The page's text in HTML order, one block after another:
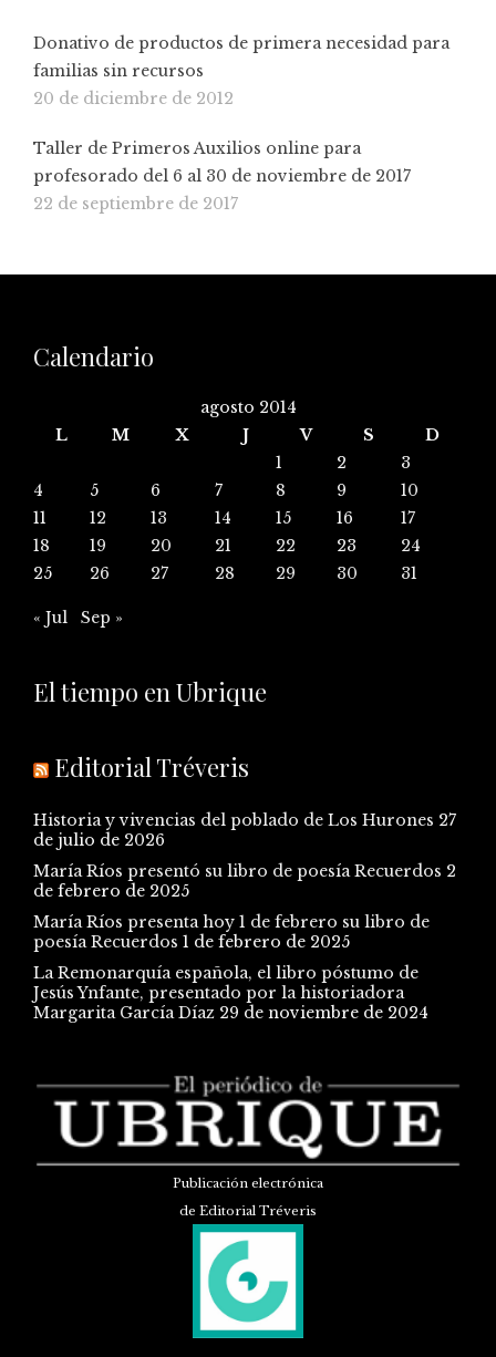
Donativo de productos de primera necesidad para
familias sin recursos
20 de diciembre de 2012
Taller de Primeros Auxilios online para
profesorado del 6 al 30 de noviembre de 2017
22 de septiembre de 2017
Calendario
agosto 2014
L
M X J V S
D
1
2
3
4
5 6 7 8 9
10
11
12 13 14 15 16
17
18
19 20 21 22 23
24
25
26 27 28 29 30 31
« Jul Sep »
El tiempo en Ubrique
Editorial Tréveris
Historia y vivencias del poblado de Los Hurones 27
de julio de 2026
María Ríos presentó su libro de poesía Recuerdos 2
de febrero de 2025
María Ríos presenta hoy 1 de febrero su libro de
poesía Recuerdos 1 de febrero de 2025
La Remonarquía española, el libro póstumo de
Jesús Ynfante, presentado por la historiadora
Margarita García Díaz 29 de noviembre de 2024
Publicación electrónica
de Editorial Tréveris